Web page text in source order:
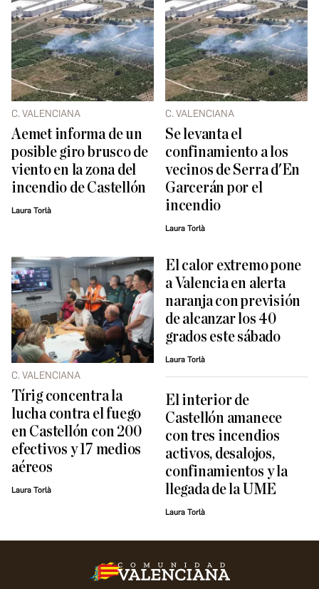
C. VALENCIANA
Aemet informa de un
posible giro brusco de
viento en la zona del
incendio de Castellón
Laura Torlà
C. VALENCIANA
Se levanta el
confinamiento a los
vecinos de Serra d'En
Garcerán por el
incendio
Laura Torlà
C. VALENCIANA
Tírig concentra la
lucha contra el fuego
en Castellón con 200
efectivos y 17 medios
aéreos
Laura Torlà
El calor extremo pone
a Valencia en alerta
naranja con previsión
de alcanzar los 40
grados este sábado
Laura Torlà
El interior de
Castellón amanece
con tres incendios
activos, desalojos,
confinamientos y la
llegada de la UME
Laura Torlà